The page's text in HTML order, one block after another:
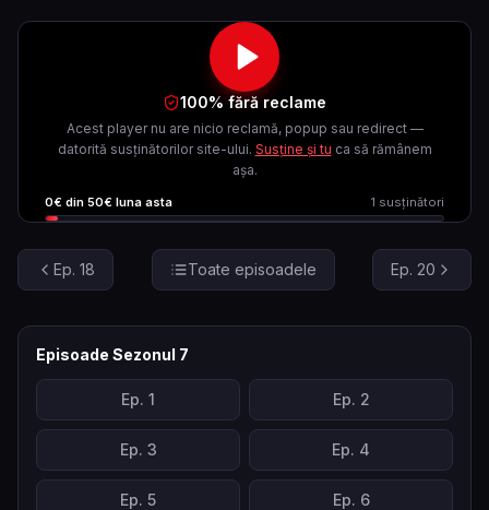
100% fără reclame
Acest player nu are nicio reclamă, popup sau redirect —
datorită susținătorilor site-ului. Susține și tu ca să rămânem
așa.
0€ din 50€ luna asta 1 susținători
Ep. 18 Toate episoadele Ep. 20
Episoade Sezonul 7
Ep. 1 Ep. 2
Ep. 3 Ep. 4
Ep. 5 Ep. 6